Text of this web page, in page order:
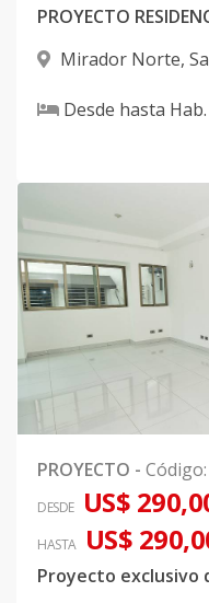
PROYECTO
Mirador Norte,
Desde hasta Hab.
PROYECTO - Código:
DESDE US$
HASTA US$